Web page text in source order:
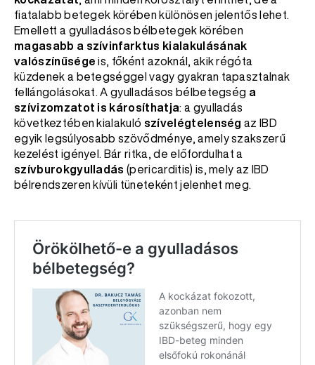
fiatalabb betegek körében különösen jelentős lehet.
Emellett a gyulladásos bélbetegek körében
magasabb a szívinfarktus kialakulásának
valószínűségeis, főként azoknál, akik régóta
küzdenek a betegséggel vagy gyakran tapasztalnak
fellángolásokat. A gyulladásos bélbetegség a
szívizomzatot is károsíthatja: a gyulladás
következtében kialakuló szívelégtelenség az IBD
egyik legsúlyosabb szövődménye, amely szakszerű
kezelést igényel. Bár ritka, de előfordulhat a
szívburokgyulladás (pericarditis) is, mely az IBD
bélrendszeren kívüli tüneteként jelenhet meg.